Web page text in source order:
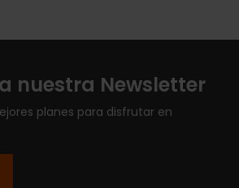
nuestra Newsletter
planes para disfrutar en